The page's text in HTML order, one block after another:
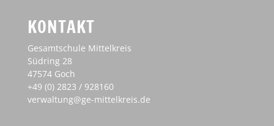
KONTAKT
Gesamtschule Mittelkreis
Südring 28
47574 Goch
+49 (0) 2823 / 928160
verwaltung@ge-mittelkreis.de